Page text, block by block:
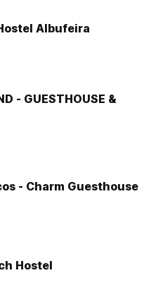
Albufeira
- GUESTHOUSE &
- Charm Guesthouse
Hostel